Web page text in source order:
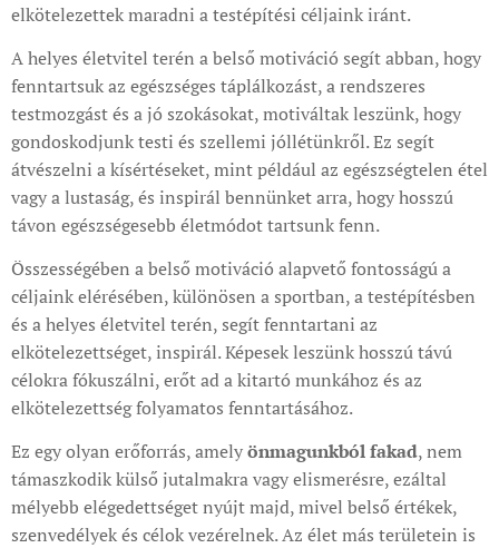
elkötelezettek maradni a testépítési céljaink iránt.
A helyes életvitel terén a belső motiváció segít abban, hogy
fenntartsuk az egészséges táplálkozást, a rendszeres
testmozgást és a jó szokásokat, motiváltak leszünk, hogy
gondoskodjunk testi és szellemi jóllétünkről. Ez segít
átvészelni a kísértéseket, mint például az egészségtelen étel
vagy a lustaság, és inspirál bennünket arra, hogy hosszú
távon egészségesebb életmódot tartsunk fenn.
Összességében a belső motiváció alapvető fontosságú a
céljaink elérésében, különösen a sportban, a testépítésben
és a helyes életvitel terén, segít fenntartani az
elkötelezettséget, inspirál. Képesek leszünk hosszú távú
célokra fókuszálni, erőt ad a kitartó munkához és az
elkötelezettség folyamatos fenntartásához.
Ez egy olyan erőforrás, amelyönmagunkból fakad, nem
támaszkodik külső jutalmakra vagy elismerésre, ezáltal
mélyebb elégedettséget nyújt majd, mivel belső értékek,
szenvedélyek és célok vezérelnek. Az élet más területein is